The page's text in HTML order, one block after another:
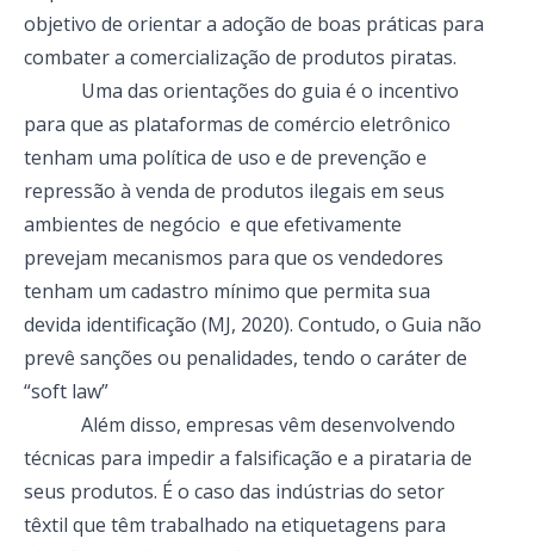
objetivo de orientar a adoção de boas práticas para
combater a comercialização de produtos piratas.
Uma das orientações do guia é o incentivo
para que as plataformas de comércio eletrônico
tenham uma política de uso e de prevenção e
repressão à venda de produtos ilegais em seus
ambientes de negócio e que efetivamente
prevejam mecanismos para que os vendedores
tenham um cadastro mínimo que permita sua
devida identificação (MJ, 2020). Contudo, o Guia não
prevê sanções ou penalidades, tendo o caráter de
“soft law”
Além disso, empresas vêm desenvolvendo
técnicas para impedir a falsificação e a pirataria de
seus produtos. É o caso das indústrias do setor
têxtil que têm trabalhado na etiquetagens para